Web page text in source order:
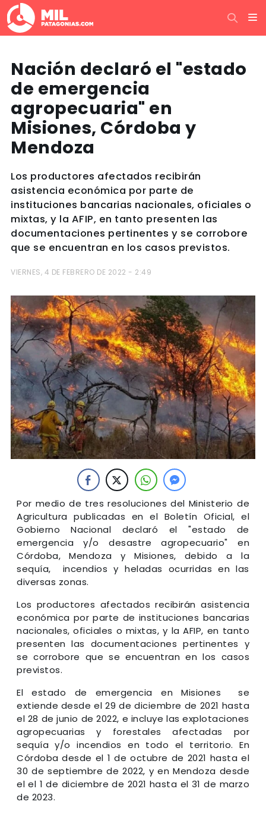
Nación declaró el "estado
de emergencia
agropecuaria" en
Misiones, Córdoba y
Mendoza
Los productores afectados recibirán
asistencia económica por parte de
instituciones bancarias nacionales, oficiales o
mixtas, y la AFIP, en tanto presenten las
documentaciones pertinentes y se corrobore
que se encuentran en los casos previstos.
VIERNES, 4 DE FEBRERO DE 2022 - 2:49
Por medio de tres resoluciones del Ministerio de
Agricultura publicadas en el Boletín Oficial, el
Gobierno Nacional declaró el "estado de
emergencia y/o desastre agropecuario" en
Córdoba, Mendoza y Misiones, debido a la
sequía, incendios y heladas ocurridas en las
diversas zonas.
Los productores afectados recibirán asistencia
económica por parte de instituciones bancarias
nacionales, oficiales o mixtas, y la AFIP, en tanto
presenten las documentaciones pertinentes y
se corrobore que se encuentran en los casos
previstos.
El estado de emergencia en Misiones se
extiende desde el 29 de diciembre de 2021 hasta
el 28 de junio de 2022, e incluye las explotaciones
agropecuarias y forestales afectadas por
sequía y/o incendios en todo el territorio. En
Córdoba desde el 1 de octubre de 2021 hasta el
30 de septiembre de 2022, y en Mendoza desde
el el 1 de diciembre de 2021 hasta el 31 de marzo
de 2023.